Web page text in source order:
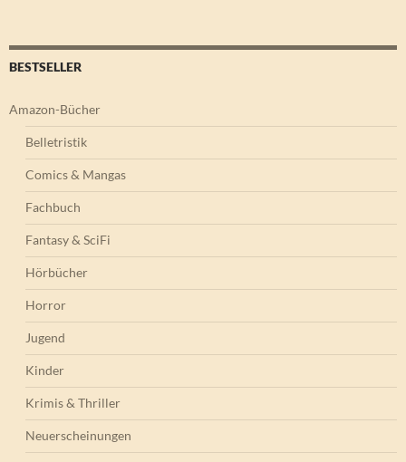
BESTSELLER
Amazon-Bücher
Belletristik
Comics & Mangas
Fachbuch
Fantasy & SciFi
Hörbücher
Horror
Jugend
Kinder
Krimis & Thriller
Neuerscheinungen